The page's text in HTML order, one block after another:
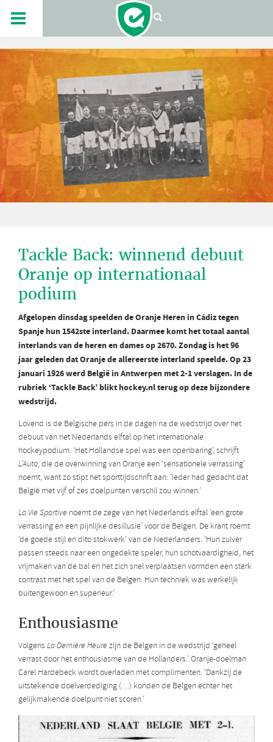
Tackle Back: winnend debuut
Oranje op internationaal
podium
Afgelopen dinsdag speelden de Oranje Heren in Cádiz tegen
Spanje hun 1542ste interland. Daarmee komt het totaal aantal
interlands van de heren en dames op 2670. Zondag is het 96
jaar geleden dat Oranje de allereerste interland speelde. Op 23
januari 1926 werd België in Antwerpen met 2-1 verslagen. In de
rubriek ‘Tackle Back’ blikt hockey.nl terug op deze bijzondere
wedstrijd.
Lovend is de Belgische pers in de dagen na de wedstrijd over het
debuut van het Nederlands elftal op het internationale
hockeypodium. ‘Het Hollandse spel was een openbaring’, schrijft
L’Auto, die de overwinning van Oranje een ‘sensationele verrassing’
noemt, want zo stipt het sporttijdschrift aan: ‘Ieder had gedacht dat
België met vijf of zes doelpunten verschil zou winnen.’
La Vie Sportive noemt de zege van het Nederlands elftal ‘een grote
verrassing en een pijnlijke desillusie’ voor de Belgen. De krant roemt
‘de goede stijl en dito stokwerk’ van de Nederlanders. ‘Hun zuiver
passen steeds naar een ongedekte speler, hun schotvaardigheid, het
vrijmaken van de bal en het zich snel verplaatsen vormden een sterk
contrast met het spel van de Belgen. Hun techniek was werkelijk
buitengewoon en superieur.’
Enthousiasme
Volgens La Dernière Heure zijn de Belgen in de wedstrijd ‘geheel
verrast door het enthousiasme van de Hollanders.’ Oranje-doelman
Carel Hardebeck wordt overladen met complimenten. ‘Dankzij de
uitstekende doelverdediging (…) konden de Belgen echter het
gelijkmakende doelpunt niet scoren.’